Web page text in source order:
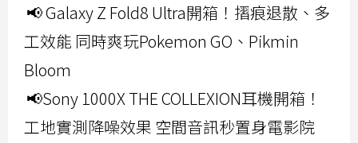
📢 Galaxy Z Fold8 Ultra開箱！摺痕退散、多
工效能 同時爽玩Pokemon GO、Pikmin
Bloom
📢Sony 1000X THE COLLEXION耳機開箱！
工地實測降噪效果 空間音訊秒置身電影院